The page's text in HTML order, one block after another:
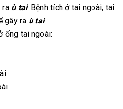
ra ù tai. Bệnh tích ở tai ngoài, tai
gây ra ù tai.
ống tai ngoài: